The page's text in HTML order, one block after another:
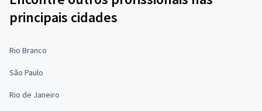
principais cidades
Rio Branco
São Paulo
Rio de Janeiro